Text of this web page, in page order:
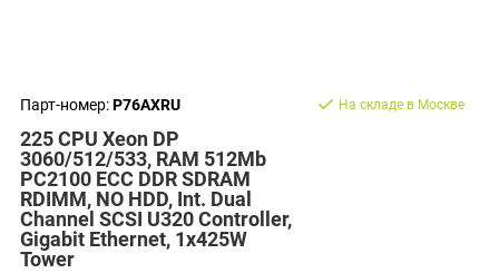
Парт-номер:P76AXRU
225 CPU Xeon DP
3060/512/533, RAM 512Mb
PC2100 ECC DDR SDRAM
RDIMM, NO HDD, Int. Dual
Channel SCSI U320 Controller,
Gigabit Ethernet, 1x425W
Tower
На складе в Москве